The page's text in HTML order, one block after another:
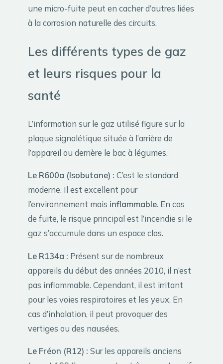
une micro-fuite peut en cacher d’autres liées
à la corrosion naturelle des circuits.
Les différents types de gaz
et leurs risques pour la
santé
L’information sur le gaz utilisé figure sur la
plaque signalétique située à l’arrière de
l’appareil ou derrière le bac à légumes.
Le R600a (Isobutane) : C’est le standard
moderne. Il est excellent pour
l’environnement mais inflammable. En cas
de fuite, le risque principal est l’incendie si le
gaz s’accumule dans un espace clos.
Le R134a : Présent sur de nombreux
appareils du début des années 2010, il n’est
pas inflammable. Cependant, il est irritant
pour les voies respiratoires et les yeux. En
cas d’inhalation, il peut provoquer des
vertiges ou des nausées.
Le Fréon (R12) : Sur les appareils anciens